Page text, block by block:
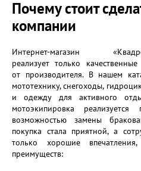
Почему стоит
компании
Интернет-магазин
реализует только
от производителя. В нашем
мототехнику, снегоходы,
и одежду для активного
мотоэкипировка
возможностью замены
покупка стала приятной, а
только хорошие
преимуществ: